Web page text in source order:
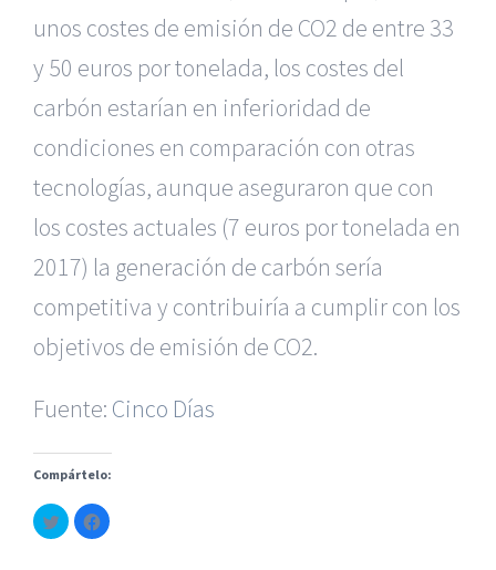
unos costes de emisión de CO2 de entre 33
y 50 euros por tonelada, los costes del
carbón estarían en inferioridad de
condiciones en comparación con otras
tecnologías, aunque aseguraron que con
los costes actuales (7 euros por tonelada en
2017) la generación de carbón sería
competitiva y contribuiría a cumplir con los
objetivos de emisión de CO2.
Fuente: Cinco Días
Compártelo:
Haz
clic
para
Haz
clic
|Reclamación de Accidentes en Alicante|Reclamación
de Accidentes en Madrid|BGD Abogados Madrid| GM
|Formación para Abogados
|Hacer Contrato De
© Copyright 2010 -